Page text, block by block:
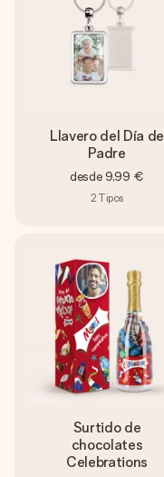
Llavero del Día de
Padre
desde 9,99 €
2 Tipos
Surtido de
chocolates
Celebrations